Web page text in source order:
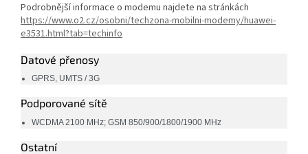
Podrobnější informace o modemu najdete na stránkách
https://www.o2.cz/osobni/techzona-mobilni-modemy/huawei-
e3531.html?tab=techinfo
Datové přenosy
GPRS, UMTS / 3G
Podporované sítě
WCDMA 2100 MHz; GSM 850/900/1800/1900 MHz
Ostatní